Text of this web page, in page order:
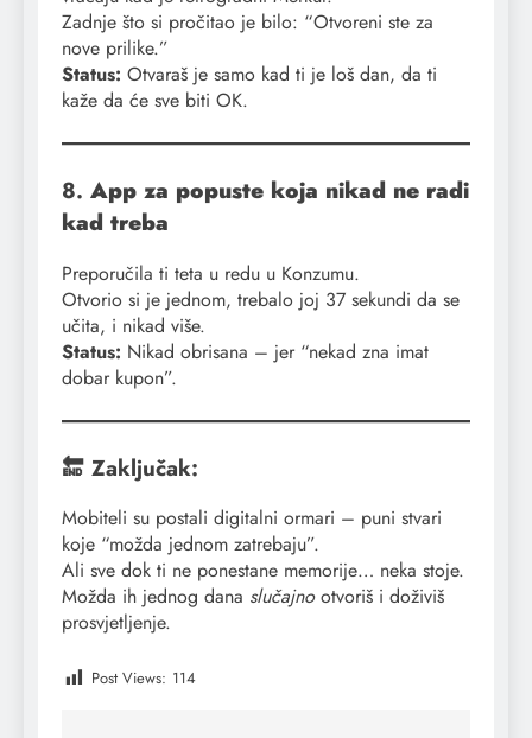
Zadnje što si pročitao je bilo: “Otvoreni ste za
nove prilike.”
Status: Otvaraš je samo kad ti je loš dan, da ti
kaže da će sve biti OK.
8. App za popuste koja nikad ne radi
kad treba
Preporučila ti teta u redu u Konzumu.
Otvorio si je jednom, trebalo joj 37 sekundi da se
učita, i nikad više.
Status: Nikad obrisana – jer “nekad zna imat
dobar kupon”.
🔚 Zaključak:
Mobiteli su postali digitalni ormari – puni stvari
koje “možda jednom zatrebaju”.
Ali sve dok ti ne ponestane memorije… neka stoje.
Možda ih jednog dana slučajnootvoriš i doživiš
prosvjetljenje.
Post Views: 114